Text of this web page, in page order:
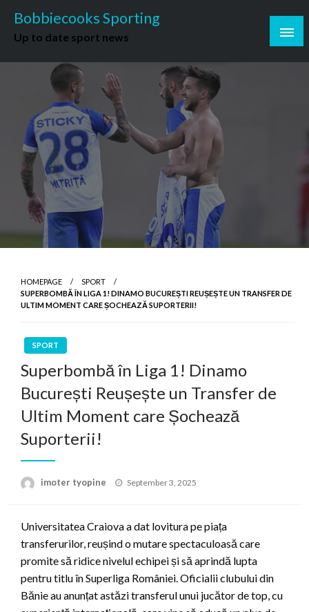
content
Bobbiecooks Sporting
Up to date sport news
HOMEPAGE
SPORT
SUPERBOMBĂ ÎN LIGA 1! DINAMO BUCUREȘTI REUȘEȘTE UN TRANSFER DE
ULTIM MOMENT CARE ȘOCHEAZĂ SUPORTERII!
SPORT
Superbombă în Liga 1! Dinamo
București Reușește un Transfer de
Ultim Moment care Șochează
Suporterii!
imoter tyopine
Posted
September 3, 2025
Universitatea Craiova a dat lovitura pe piața
transferurilor, reușind o mutare spectaculoasă care
promite să ridice nivelul echipei și să aprindă lupta
pentru titlu în Superliga României. Oficialii clubului din
Bănie au anunțat astăzi transferul unui jucător de top, cu